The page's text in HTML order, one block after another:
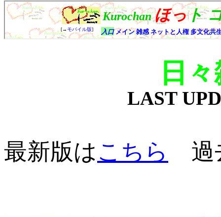
日
LAST
最新版はこちら 過